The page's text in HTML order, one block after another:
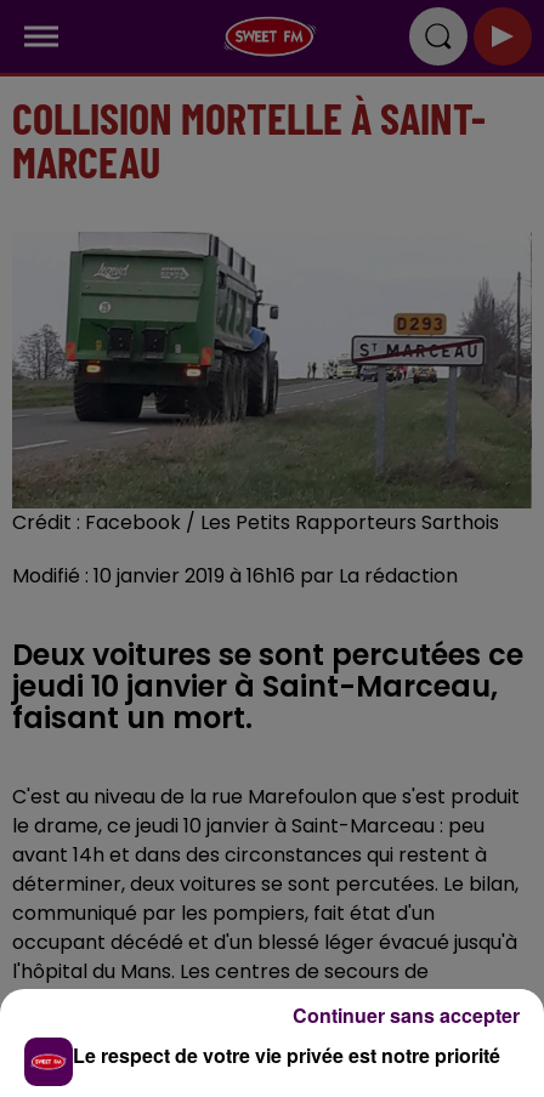
COLLISION MORTELLE À SAINT-
MARCEAU
Crédit : Facebook / Les Petits Rapporteurs Sarthois
Modifié : 10 janvier 2019 à 16h16 par La rédaction
Deux voitures se sont percutées ce
jeudi 10 janvier à Saint-Marceau,
faisant un mort.
C'est au niveau de la rue Marefoulon que s'est produit
le drame, ce jeudi 10 janvier à Saint-Marceau : peu
avant 14h et dans des circonstances qui restent à
déterminer, deux voitures se sont percutées. Le bilan,
communiqué par les pompiers, fait état d'un
occupant décédé et d'un blessé léger évacué jusqu'à
l'hôpital du Mans. Les centres de secours de
Beaumont-sur-Sarthe, de Sainte-Jammes-sur-
Sarthe et de Conlie ont été mobilisés.
Le respect de votre vie privée est notre priorité
Continuer sans accepter